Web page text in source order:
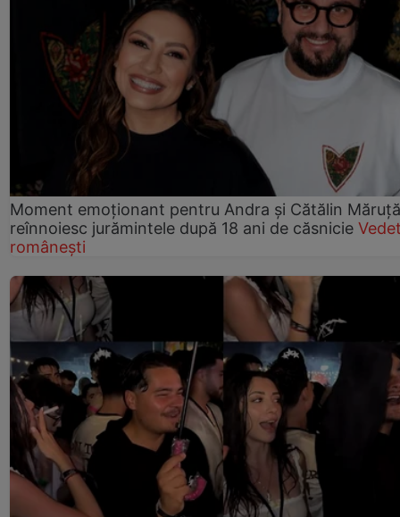
Moment emoționant pentru Andra și Cătălin
reînnoiesc jurămintele după 18 ani de căsnicie
românești